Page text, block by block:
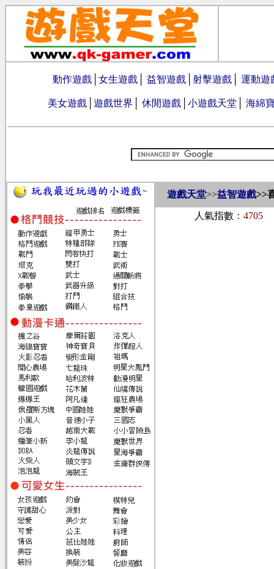
動作遊戲 女生遊戲 益智遊戲 射擊遊戲 運動遊
美女遊戲 遊戲世界 休閒遊戲 小遊戲天堂 海綿
遊戲天堂>>益智遊戲>>
人氣指數： 4705